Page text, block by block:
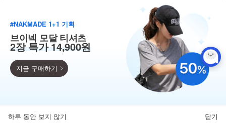
득템찬스
#NAKMADE 1+1 기획
브이넥 모달 티셔츠
2장 특가 14,900원
지금 구매하기
하루 동안 보지 않기 닫기
뒤로가기 카테고리 마이페이지